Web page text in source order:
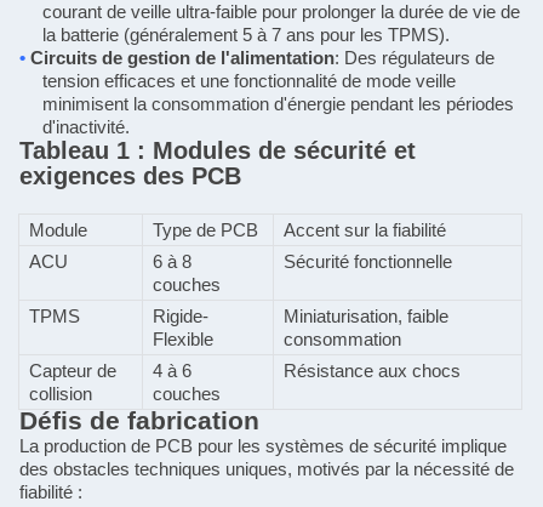
courant de veille ultra-faible pour prolonger la durée de vie de
la batterie (généralement 5 à 7 ans pour les TPMS).
• Circuits de gestion de l'alimentation: Des régulateurs de
tension efficaces et une fonctionnalité de mode veille
minimisent la consommation d'énergie pendant les périodes
d'inactivité.
Tableau 1 : Modules de sécurité et
exigences des PCB
Module Type de PCB
Accent sur la fiabilité
ACU
6 à 8
couches
Sécurité fonctionnelle
TPMS
Rigide-
Flexible
Miniaturisation, faible
consommation
Capteur de
collision
4 à 6
couches
Résistance aux chocs
Défis de fabrication
La production de PCB pour les systèmes de sécurité implique
des obstacles techniques uniques, motivés par la nécessité de
fiabilité :